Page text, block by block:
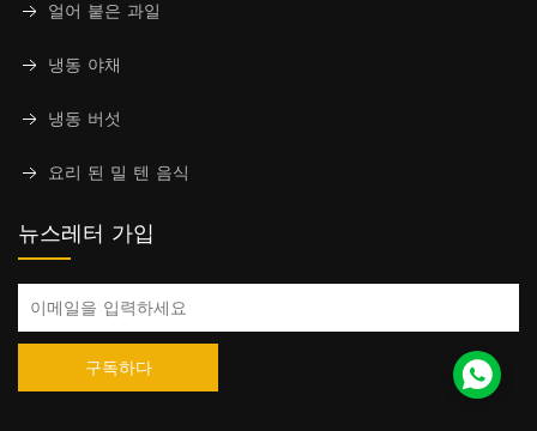
얼어 붙은 과일
냉동 야채
냉동 버섯
요리 된 밀 텐 음식
뉴스레터 가입
구독하다